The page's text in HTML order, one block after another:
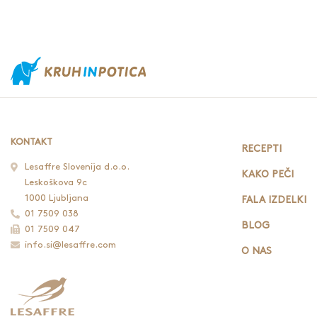
KONTAKT
Lesaffre Slovenija d.o.o.
Leskoškova 9c
1000 Ljubljana
01 7509 038
01 7509 047
info.si@lesaffre.com
RECEPTI
KAKO PEČI
FALA IZDELKI
BLOG
O NAS